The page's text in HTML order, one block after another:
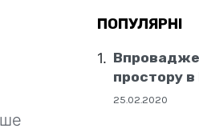
ПОПУЛЯРНІ
простору
25.02.2020